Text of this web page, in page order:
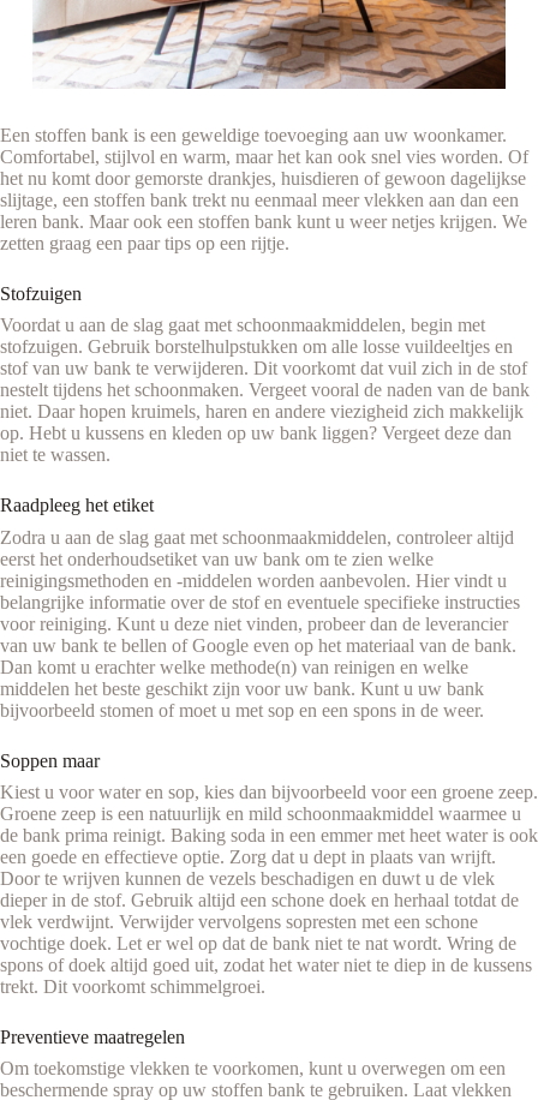
Een stoffen bank is een geweldige toevoeging aan uw woonkamer.
Comfortabel, stijlvol en warm, maar het kan ook snel vies worden. Of
het nu komt door gemorste drankjes, huisdieren of gewoon dagelijkse
slijtage, een stoffen bank trekt nu eenmaal meer vlekken aan dan een
leren bank. Maar ook een stoffen bank kunt u weer netjes krijgen. We
zetten graag een paar tips op een rijtje.
Stofzuigen
Voordat u aan de slag gaat met schoonmaakmiddelen, begin met
stofzuigen. Gebruik borstelhulpstukken om alle losse vuildeeltjes en
stof van uw bank te verwijderen. Dit voorkomt dat vuil zich in de stof
nestelt tijdens het schoonmaken. Vergeet vooral de naden van de bank
niet. Daar hopen kruimels, haren en andere viezigheid zich makkelijk
op. Hebt u kussens en kleden op uw bank liggen? Vergeet deze dan
niet te wassen.
Raadpleeg het etiket
Zodra u aan de slag gaat met schoonmaakmiddelen, controleer altijd
eerst het onderhoudsetiket van uw bank om te zien welke
reinigingsmethoden en -middelen worden aanbevolen. Hier vindt u
belangrijke informatie over de stof en eventuele specifieke instructies
voor reiniging. Kunt u deze niet vinden, probeer dan de leverancier
van uw bank te bellen of Google even op het materiaal van de bank.
Dan komt u erachter welke methode(n) van reinigen en welke
middelen het beste geschikt zijn voor uw bank. Kunt u uw bank
bijvoorbeeld stomen of moet u met sop en een spons in de weer.
Soppen maar
Kiest u voor water en sop, kies dan bijvoorbeeld voor een groene zeep.
Groene zeep is een natuurlijk en mild schoonmaakmiddel waarmee u
de bank prima reinigt. Baking soda in een emmer met heet water is ook
een goede en effectieve optie. Zorg dat u dept in plaats van wrijft.
Door te wrijven kunnen de vezels beschadigen en duwt u de vlek
dieper in de stof. Gebruik altijd een schone doek en herhaal totdat de
vlek verdwijnt. Verwijder vervolgens sopresten met een schone
vochtige doek. Let er wel op dat de bank niet te nat wordt. Wring de
spons of doek altijd goed uit, zodat het water niet te diep in de kussens
trekt. Dit voorkomt schimmelgroei.
Preventieve maatregelen
Om toekomstige vlekken te voorkomen, kunt u overwegen om een
beschermende spray op uw stoffen bank te gebruiken. Laat vlekken